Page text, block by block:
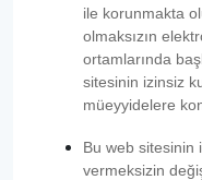
ile korunmakta
olmaksızın
ortamlarında
sitesinin izinsiz
müeyyidelere
Bu web sitesinin
vermeksizin